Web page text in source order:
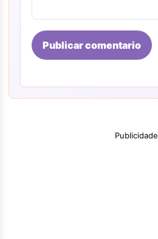
Publicar comentario
Publicidade